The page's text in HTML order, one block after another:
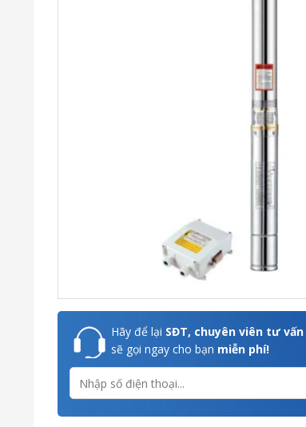
Hãy để lại SĐT, chuyên viên tư vấn
sẽ gọi ngay cho bạn miễn phí!